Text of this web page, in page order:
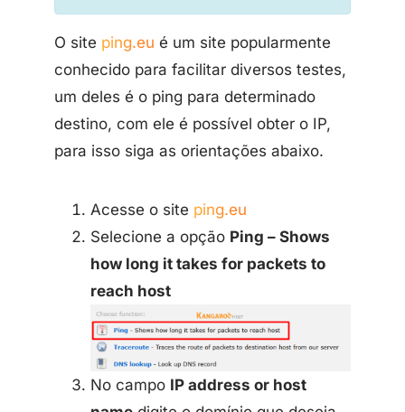
O site ping.eu é um site popularmente
conhecido para facilitar diversos testes,
um deles é o ping para determinado
destino, com ele é possível obter o IP,
para isso siga as orientações abaixo.
Acesse o site ping.eu
Selecione a opção Ping – Shows
how long it takes for packets to
reach host
No campo IP address or host